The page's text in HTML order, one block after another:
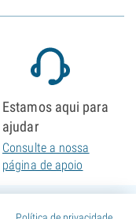
Estamos aqui para
ajudar
Consulte a nossa
página de apoio